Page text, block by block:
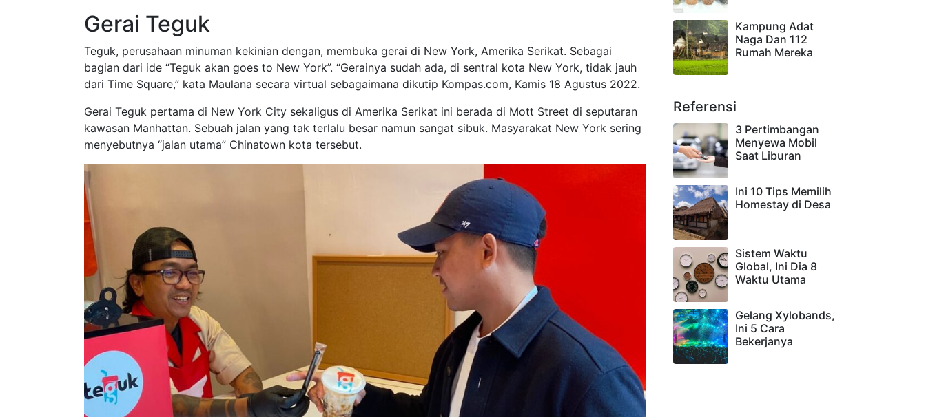
Gerai Teguk
Teguk, perusahaan minuman kekinian dengan, membuka gerai di New York, Amerika Serikat. Sebagai
bagian dari ide “Teguk akan goes to New York”. “Gerainya sudah ada, di sentral kota New York, tidak jauh
dari Time Square,” kata Maulana secara virtual sebagaimana dikutip Kompas.com, Kamis 18 Agustus 2022.
Gerai Teguk pertama di New York City sekaligus di Amerika Serikat ini berada di Mott Street di seputaran
kawasan Manhattan. Sebuah jalan yang tak terlalu besar namun sangat sibuk. Masyarakat New York sering
menyebutnya “jalan utama” Chinatown kota tersebut.
Kampung Adat
Naga Dan 112
Rumah Mereka
Referensi
3 Pertimbangan
Menyewa Mobil
Saat Liburan
Ini 10 Tips Memilih
Homestay di Desa
Sistem Waktu
Global, Ini Dia 8
Waktu Utama
Gelang Xylobands,
Ini 5 Cara
Bekerjanya